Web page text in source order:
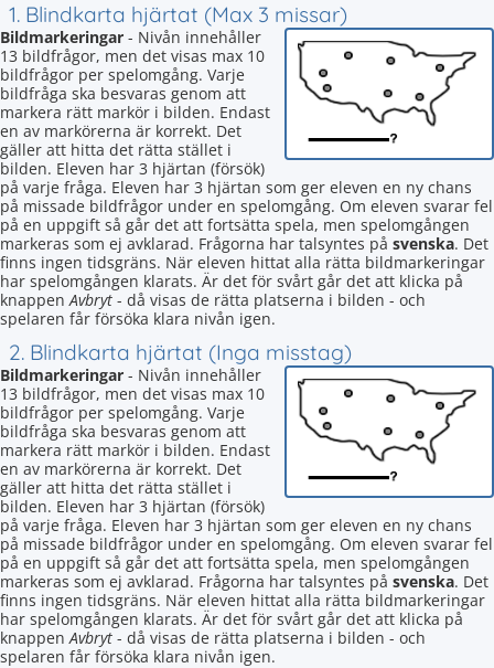
1. Blindkarta hjärtat (Max 3 missar)
Bildmarkeringar - Nivån innehåller
13 bildfrågor, men det visas max 10
bildfrågor per spelomgång. Varje
bildfråga ska besvaras genom att
markera rätt markör i bilden. Endast
en av markörerna är korrekt. Det
gäller att hitta det rätta stället i
bilden. Eleven har 3 hjärtan (försök)
på varje fråga. Eleven har 3 hjärtan som ger eleven en ny chans
på missade bildfrågor under en spelomgång. Om eleven svarar fel
på en uppgift så går det att fortsätta spela, men spelomgången
markeras som ej avklarad. Frågorna har talsyntes på svenska. Det
finns ingen tidsgräns. När eleven hittat alla rätta bildmarkeringar
har spelomgången klarats. Är det för svårt går det att klicka på
knappenAvbryt - då visas de rätta platserna i bilden - och
spelaren får försöka klara nivån igen.
2. Blindkarta hjärtat (Inga misstag)
Bildmarkeringar - Nivån innehåller
13 bildfrågor, men det visas max 10
bildfrågor per spelomgång. Varje
bildfråga ska besvaras genom att
markera rätt markör i bilden. Endast
en av markörerna är korrekt. Det
gäller att hitta det rätta stället i
bilden. Eleven har 3 hjärtan (försök)
på varje fråga. Eleven har 3 hjärtan som ger eleven en ny chans
på missade bildfrågor under en spelomgång. Om eleven svarar fel
på en uppgift så går det att fortsätta spela, men spelomgången
markeras som ej avklarad. Frågorna har talsyntes på svenska. Det
finns ingen tidsgräns. När eleven hittat alla rätta bildmarkeringar
har spelomgången klarats. Är det för svårt går det att klicka på
knappenAvbryt - då visas de rätta platserna i bilden - och
spelaren får försöka klara nivån igen.